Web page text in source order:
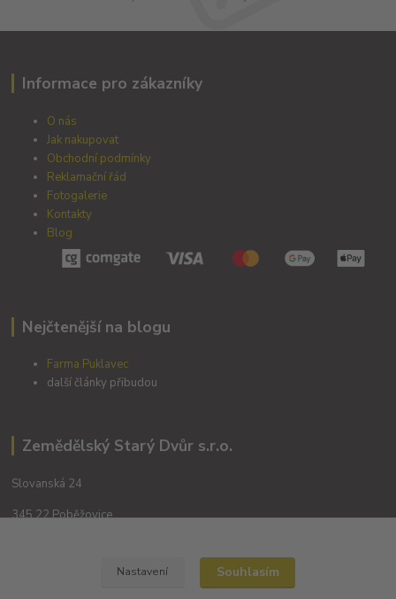
Informace pro zákazníky
O nás
Jak nakupovat
Obchodní podmínky
Reklamační řád
Fotogalerie
Kontakty
Blog
Nejčtenější na blogu
Farma Puklavec
další články přibudou
Zemědělský Starý Dvůr s.r.o.
Slovanská 24
345 22 Poběžovice
Nastavení Souhlasím